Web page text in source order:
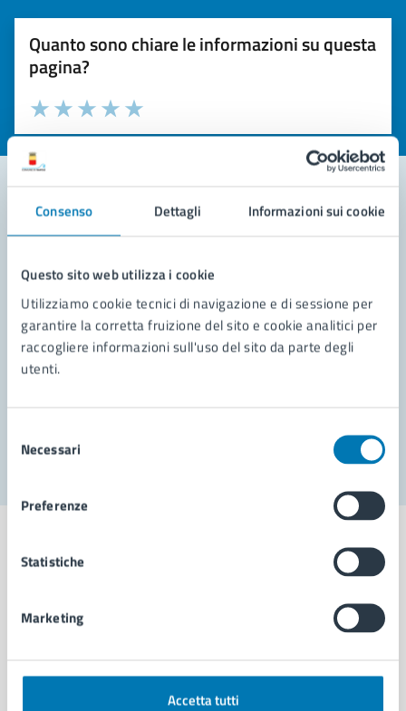
Consenso Dettagli Informazioni sui cookie
Questo sito web utilizza i cookie
Utilizziamo cookie tecnici di navigazione e di sessione per
garantire la corretta fruizione del sito e cookie analitici per
raccogliere informazioni sull'uso del sito da parte degli
utenti.
delNecessari
Preferenze
Statistiche
Marketing
Accetta tutti
Quanto sono chiare le informazioni su questa
pagina?
Valuta la chiarezza delle informazioni (da 1 a 5 stelle)
Seleziona il numero di stelle per valutare la chiarezza delle
Valuta 5 stelle su 5
Valuta 4 stelle su 5
Valuta 3 stelle su 5
Valuta 2 stelle su 5
Valuta 1 stelle su 5
Contatta il comune
Leggi le domande frequenti
Richiedi assistenza
Prenota appuntamento